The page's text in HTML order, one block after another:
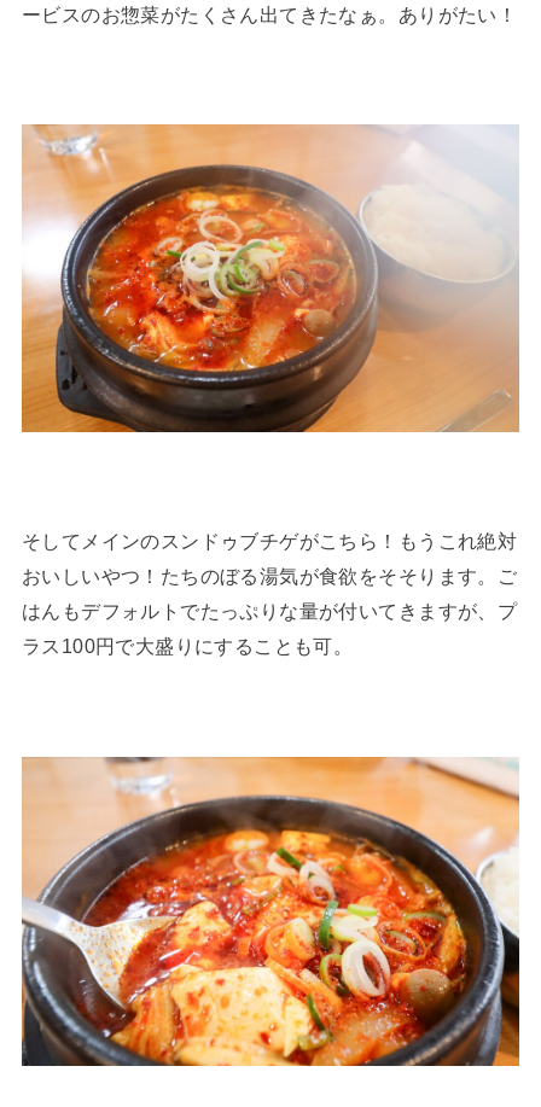
ービスのお惣菜がたくさん出てきたなぁ。ありがたい！
そしてメインのスンドゥブチゲがこちら！もうこれ絶対
おいしいやつ！たちのぼる湯気が食欲をそそります。ご
はんもデフォルトでたっぷりな量が付いてきますが、プ
ラス100円で大盛りにすることも可。